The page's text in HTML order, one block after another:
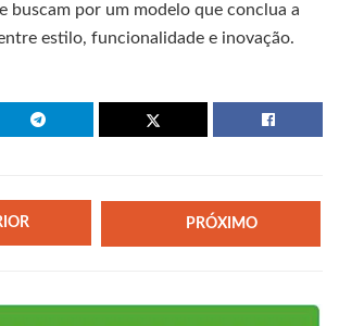
buscam por um modelo que conclua a
estilo, funcionalidade e inovação.
PRÓXIMO